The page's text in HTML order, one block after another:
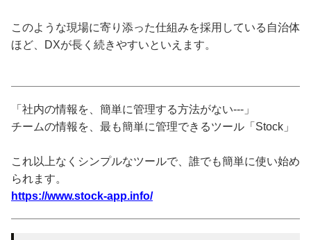
このような現場に寄り添った仕組みを採用している自治体
ほど、DXが長く続きやすいといえます。
「社内の情報を、簡単に管理する方法がない---」
チームの情報を、最も簡単に管理できるツール「Stock」
これ以上なくシンプルなツールで、誰でも簡単に使い始め
られます。
https://www.stock-app.info/